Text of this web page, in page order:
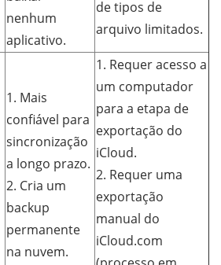
nenhum
aplicativo.
de tipos de
arquivo limitados.
1. Mais
confiável para
sincronização
a longo prazo.
2. Cria um
backup
permanente
na nuvem.
1. Requer acesso a
um computador
para a etapa de
exportação do
iCloud.
2. Requer uma
exportação
manual do
iCloud.com